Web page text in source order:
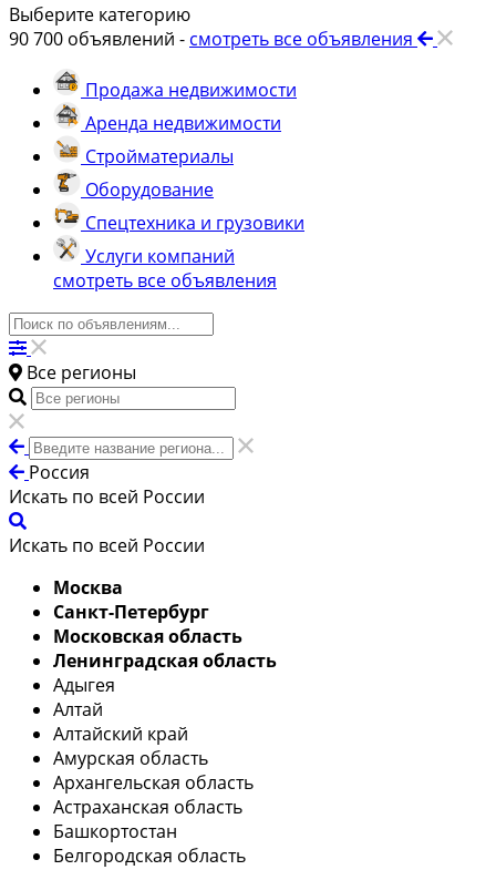
Выберите категорию
90 700 объявлений - смотреть все объявления
Продажа недвижимости
Аренда недвижимости
Стройматериалы
Оборудование
Спецтехника и грузовики
Услуги компаний
смотреть все объявления
Все регионы
Россия
Искать по всей России
Искать по всей России
Москва
Санкт-Петербург
Московская область
Ленинградская область
Адыгея
Алтай
Алтайский край
Амурская область
Архангельская область
Астраханская область
Башкортостан
Белгородская область